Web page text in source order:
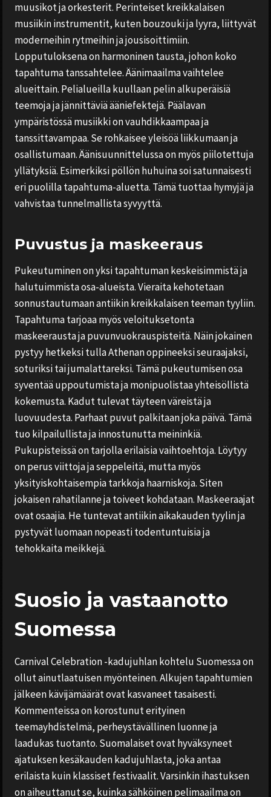
muusikot ja orkesterit. Perinteiset kreikkalaisen
musiikin instrumentit, kuten bouzouki ja lyyra, liittyvät
moderneihin rytmeihin ja jousisoittimiin.
Lopputuloksena on harmoninen tausta, johon koko
tapahtuma tanssahtelee. Äänimaailma vaihtelee
alueittain. Pelialueilla kuullaan pelin alkuperäisiä
teemoja ja jännittäviä ääniefektejä. Päälavan
ympäristössä musiikki on vauhdikkaampaa ja
tanssittavampaa. Se rohkaisee yleisöä liikkumaan ja
osallistumaan. Äänisuunnittelussa on myös piilotettuja
yllätyksiä. Esimerkiksi pöllön huhuina soi satunnaisesti
eri puolilla tapahtuma-aluetta. Tämä tuottaa hymyjä ja
vahvistaa tunnelmallista syvyyttä.
Puvustus ja maskeeraus
Pukeutuminen on yksi tapahtuman keskeisimmistä ja
halutuimmista osa-alueista. Vieraita kehotetaan
sonnustautumaan antiikin kreikkalaisen teeman tyyliin.
Tapahtuma tarjoaa myös veloituksetonta
maskeerausta ja puvunvuokrauspisteitä. Näin jokainen
pystyy hetkeksi tulla Athenan oppineeksi seuraajaksi,
soturiksi tai jumalattareksi. Tämä pukeutumisen osa
syventää uppoutumista ja monipuolistaa yhteisöllistä
kokemusta. Kadut tulevat täyteen väreistä ja
luovuudesta. Parhaat puvut palkitaan joka päivä. Tämä
tuo kilpailullista ja innostunutta meininkiä.
Pukupisteissä on tarjolla erilaisia vaihtoehtoja. Löytyy
on perus viittoja ja seppeleitä, mutta myös
yksityiskohtaisempia tarkkoja haarniskoja. Siten
jokaisen rahatilanne ja toiveet kohdataan. Maskeeraajat
ovat osaajia. He tuntevat antiikin aikakauden tyylin ja
pystyvät luomaan nopeasti todentuntuisia ja
tehokkaita meikkejä.
Suosio ja vastaanotto
Suomessa
Carnival Celebration -kadujuhlan kohtelu Suomessa on
ollut ainutlaatuisen myönteinen. Alkujen tapahtumien
jälkeen kävijämäärät ovat kasvaneet tasaisesti.
Kommenteissa on korostunut erityinen
teemayhdistelmä, perheystävällinen luonne ja
laadukas tuotanto. Suomalaiset ovat hyväksyneet
ajatuksen kesäkauden kadujuhlasta, joka antaa
erilaista kuin klassiset festivaalit. Varsinkin ihastuksen
on aiheuttanut se, kuinka sähköinen pelimaailma on